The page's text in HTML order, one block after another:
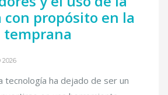
propósito en la
temprana
2026
tecnología ha dejado de ser un